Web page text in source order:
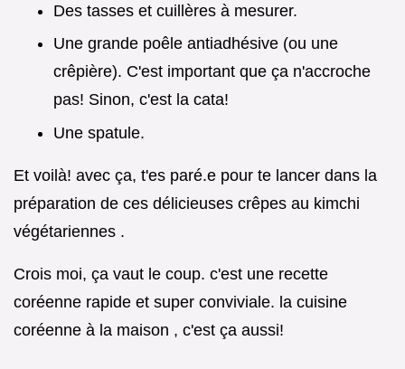
Des tasses et cuillères à mesurer.
Une grande poêle antiadhésive (ou une
crêpière). C'est important que ça n'accroche
pas! Sinon, c'est la cata!
Une spatule.
Et voilà! avec ça, t'es paré.e pour te lancer dans la
préparation de ces délicieuses crêpes au kimchi
végétariennes .
Crois moi, ça vaut le coup. c'est une recette
coréenne rapide et super conviviale. la cuisine
coréenne à la maison , c'est ça aussi!